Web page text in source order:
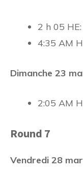
2 h 05
4:35 AM
Dimanche 23
2:05 AM
Round 7
Vendredi 28